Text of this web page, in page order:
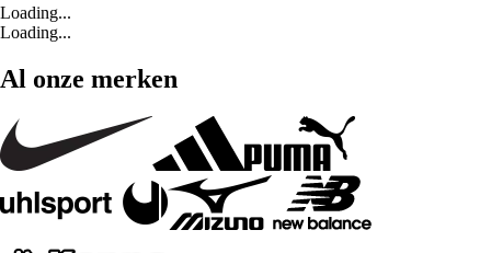
Loading...
Loading...
Al onze merken